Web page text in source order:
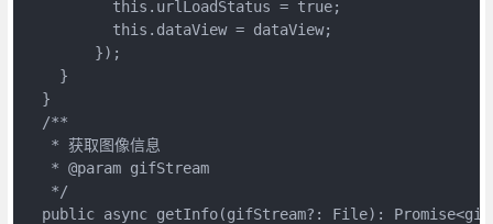
          this.urlLoadStatus = true;
          this.dataView = dataView;
        });
    }
  }
  /**
   * 获取图像信息
   * @param gifStream
   */
public async getInfo(gifStream?: File):